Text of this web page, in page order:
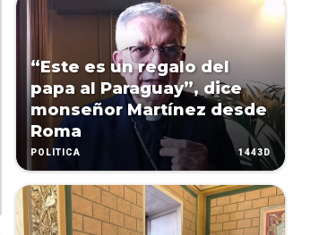
“Este es un regalo del
papa al Paraguay”, dice
monseñor Martínez desde
Roma
POLÍTICA 1443D